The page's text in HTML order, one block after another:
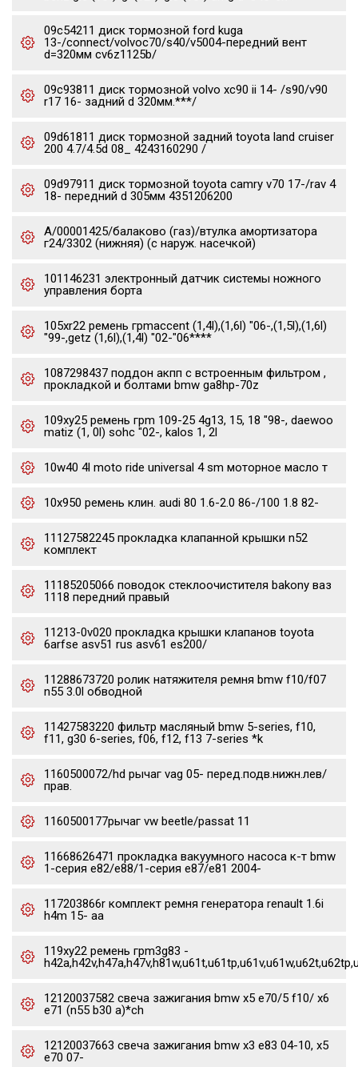
09c54211 диск тормозной ford kuga
13-/connect/volvoc70/s40/v5004-передний вент
d=320мм cv6z1125b/
09c93811 диск тормозной volvo xc90 ii 14- /s90/v90
r17 16- задний d 320мм.***/
09d61811 диск тормозной задний toyota land cruiser
200 4.7/4.5d 08_ 4243160290 /
09d97911 диск тормозной toyota camry v70 17-/rav 4
18- передний d 305мм 4351206200
А/00001425/балаково (газ)/втулка амортизатора
г24/3302 (нижняя) (с наруж. насечкой)
101146231 электронный датчик системы ножного
управления борта
105xr22 ремень грmaccent (1,4l),(1,6l) "06-,(1,5l),(1,6l)
"99-,getz (1,6l),(1,4l) "02-"06****
1087298437 поддон акпп с встроенным фильтром ,
прокладкой и болтами bmw ga8hp-70z
109xy25 ремень грm 109-25 4g13, 15, 18 "98-, daewoo
matiz (1, 0l) sohc "02-, kalos 1, 2l
10w40 4l moto ride universal 4 sm моторное масло т
10x950 ремень клин. audi 80 1.6-2.0 86-/100 1.8 82-
11127582245 прокладка клапанной крышки n52
комплект
11185205066 поводок стеклоочистителя bakony ваз
1118 передний правый
11213-0v020 прокладка крышки клапанов toyota
6arfse asv51 rus asv61 es200/
11288673720 ролик натяжителя ремня bmw f10/f07
n55 3.0l обводной
11427583220 фильтр масляный bmw 5-series, f10,
f11, g30 6-series, f06, f12, f13 7-series *k
1160500072/hd рычаг vag 05- перед.подв.нижн.лев/
прав.
1160500177рычаг vw beetle/passat 11
11668626471 прокладка вакуумного насоса к-т bmw
1-серия e82/e88/1-серия e87/e81 2004-
117203866r комплект ремня генератора renault 1.6i
h4m 15- aa
119xy22 ремень грm3g83 -
12120037582 свеча зажигания bmw x5 e70/5 f10/ x6
e71 (n55 b30 a)*ch
12120037663 свеча зажигания bmw x3 e83 04-10, x5
e70 07-